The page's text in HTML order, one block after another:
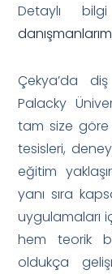
Detaylı
Çekya’da diş
Palacky
tam size göre
tesisleri,
eğitim
yanı sıra
uygulamaları
hem teorik
oldukça